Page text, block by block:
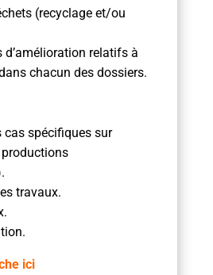
(recyclage et/ou
d’amélioration relatifs à
chacun des dossiers.
cas spécifiques sur
productions
travaux.
ici